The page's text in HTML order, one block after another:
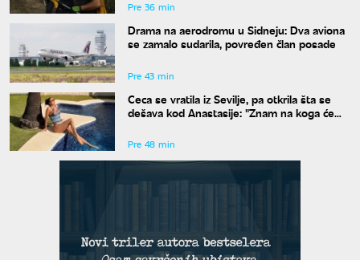
Pre 36 min
Drama na aerodromu u Sidneju: Dva aviona
se zamalo sudarila, povređen član posade
Pre 43 min
Ceca se vratila iz Sevilje, pa otkrila šta se
dešava kod Anastasije: "Znam na koga će
Pre 48 min